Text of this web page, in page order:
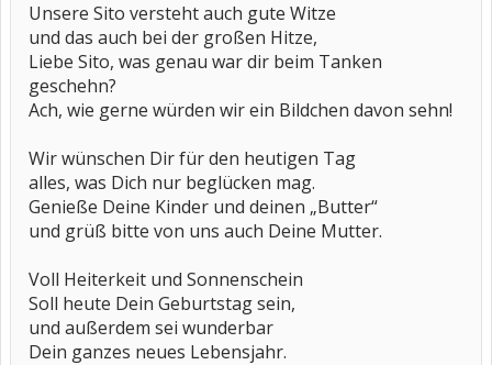
Unsere Sito versteht auch gute Witze
und das auch bei der großen Hitze,
Liebe Sito, was genau war dir beim Tanken
geschehn?
Ach, wie gerne würden wir ein Bildchen davon sehn!
Wir wünschen Dir für den heutigen Tag
alles, was Dich nur beglücken mag.
Genieße Deine Kinder und deinen „Butter“
und grüß bitte von uns auch Deine Mutter.
Voll Heiterkeit und Sonnenschein
Soll heute Dein Geburtstag sein,
und außerdem sei wunderbar
Dein ganzes neues Lebensjahr.